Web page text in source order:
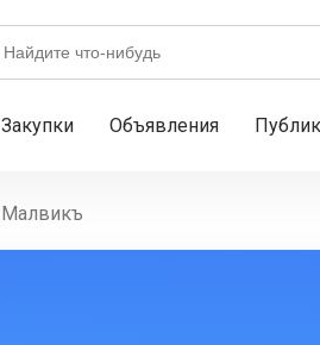
Закупки Объявления
Малвикъ